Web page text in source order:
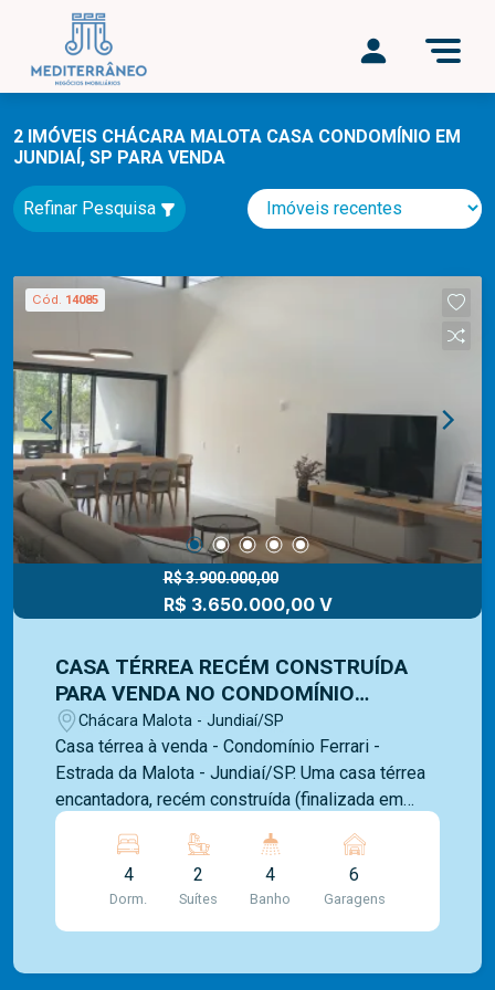
2 IMÓVEIS CHÁCARA MALOTA CASA CONDOMÍNIO EM
JUNDIAÍ, SP PARA VENDA
Refinar Pesquisa
Cód. 14085
R$ 3.900.000,00
R$ 3.650.000,00 V
CASA TÉRREA RECÉM CONSTRUÍDA
PARA VENDA NO CONDOMÍNIO
FERRARI NA ESTRADA DA MALOTA EM
JUNDIAÍ/SP
Chácara Malota - Jundiaí/SP
Casa térrea à venda - Condomínio Ferrari -
Estrada da Malota - Jundiaí/SP. Uma casa térrea
encantadora, recém construída (finalizada em
março/2024), com 393m² de área construída em
um terreno de 3300m², um verdadeiro refúgio em
meio à natureza da Serra do Japi, muito verde e
ar puro. Casa com 4 dormitórios, sendo 2 suítes.
Todos os dormitórios voltados para sol da
4
Dorm.
2
Suítes
4
Banho
6
Garagens